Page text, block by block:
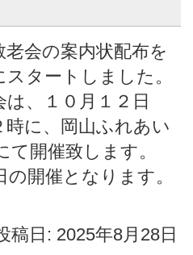
会の案内状配布を
タートしました。
、１０月１２日
時に、岡山ふれあい
開催致します。
開催となります。
稿日: 2025年8月28日